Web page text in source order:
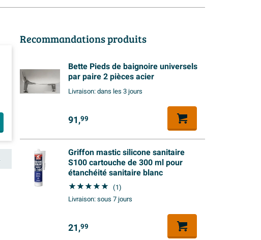
Recommandations produits
Bette Pieds de baignoire universels
par paire 2 pièces acier
Livraison:dans les 3 jours
91,99
Griffon mastic silicone sanitaire
S100 cartouche de 300 ml pour
étanchéité sanitaire blanc
(1)
Livraison:sous 7 jours
21,99